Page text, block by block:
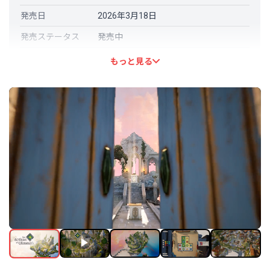
発売日 2026年3月18日
発売ステータス 発売中
Lunarch Studios
日本語: 対応
その他の言語
英語 (フル音声対応)
ドイツ語 (フル音声対応)
オランダ語 (フル音声対応)
スペイン語－ラテンアメリカ (フル音
声対応)
フィリピン語 (フル音声対応)
中国語（簡体字） (フル音声対応)
フランス語 (フル音声対応)
韓国語 (フル音声対応)
中国語（繁体字） (フル音声対応)
トルコ語 (フル音声対応)
イタリア語 (フル音声対応)
チェコ語 (フル音声対応)
ポルトガル語－ブラジル (フル音声対
もっと見る